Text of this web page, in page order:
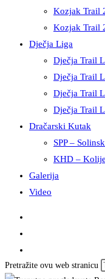
Kozjak Trail
Kozjak Trail
Dječja Liga
Dječja Trail
Dječja Trail
Dječja Trail
Dječja Trail
Dračarski Kutak
SPP –
KHD –
Galerija
Video
Pretražite ovu web stranicu